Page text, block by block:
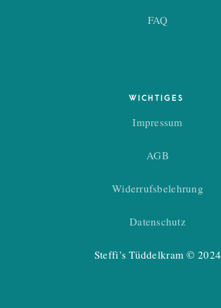
FAQ
WICHTIGES
Impressum
AGB
Widerrufsbelehrung
Datenschutz
Steffi’s Tüddelkram © 2024